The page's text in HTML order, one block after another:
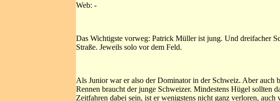
Web: -
Das Wichtigste vorweg: Patrick Müller ist jung. Und dreifacher
Straße. Jeweils solo vor dem Feld.
Als Junior war er also der Dominator in der Schweiz. Aber auch
Rennen braucht der junge Schweizer. Mindestens Hügel sollten
Zeitfahren dabei sein, ist er wenigstens nicht ganz verloren, auch